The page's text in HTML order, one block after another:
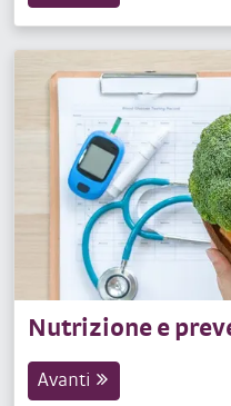
Nutrizione e
Avanti